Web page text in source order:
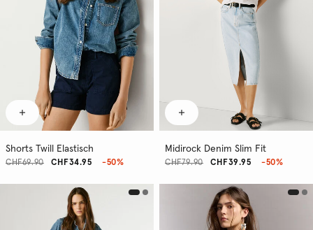
Shorts Twill Elastisch
CHF34.95
CHF69.90 -50%
Midirock Denim Slim Fit
CHF39.95
CHF79.90 -50%